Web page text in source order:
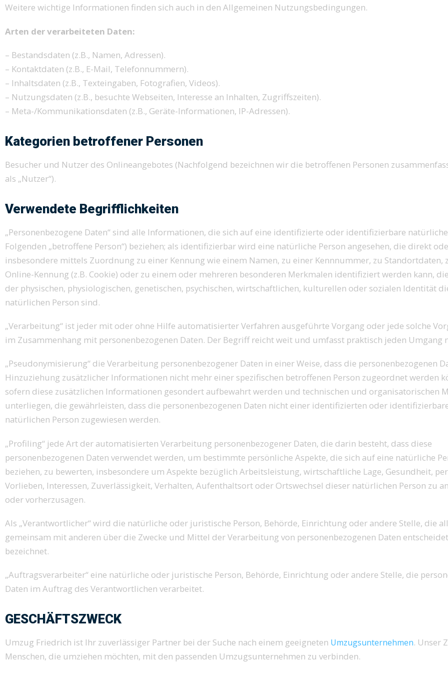
Weitere wichtige Informationen finden sich auch in den Allgemeinen Nutzungsbedingungen.
Arten der verarbeiteten Daten:
– Bestandsdaten (z.B., Namen, Adressen).
– Kontaktdaten (z.B., E-Mail, Telefonnummern).
– Inhaltsdaten (z.B., Texteingaben, Fotografien, Videos).
– Nutzungsdaten (z.B., besuchte Webseiten, Interesse an Inhalten, Zugriffszeiten).
– Meta-/Kommunikationsdaten (z.B., Geräte-Informationen, IP-Adressen).
Kategorien betroffener Personen
Besucher und Nutzer des Onlineangebotes (Nachfolgend bezeichnen wir die betroffenen Personen
als „Nutzer“).
Verwendete Begrifflichkeiten
„Personenbezogene Daten“ sind alle Informationen, die sich auf eine identifizierte oder identifizierbare
Folgenden „betroffene Person“) beziehen; als identifizierbar wird eine natürliche Person angesehen, die direkt
insbesondere mittels Zuordnung zu einer Kennung wie einem Namen, zu einer Kennnummer, zu Standortdaten,
Online-Kennung (z.B. Cookie) oder zu einem oder mehreren besonderen Merkmalen identifiziert werden kann,
der physischen, physiologischen, genetischen, psychischen, wirtschaftlichen, kulturellen oder sozialen Identität
natürlichen Person sind.
„Verarbeitung“ ist jeder mit oder ohne Hilfe automatisierter Verfahren ausgeführte Vorgang oder jede solche
im Zusammenhang mit personenbezogenen Daten. Der Begriff reicht weit und umfasst praktisch jeden Umgang
„Pseudonymisierung“ die Verarbeitung personenbezogener Daten in einer Weise, dass die personenbezogenen
Hinzuziehung zusätzlicher Informationen nicht mehr einer spezifischen betroffenen Person zugeordnet werden
sofern diese zusätzlichen Informationen gesondert aufbewahrt werden und technischen und organisatorischen
unterliegen, die gewährleisten, dass die personenbezogenen Daten nicht einer identifizierten oder
natürlichen Person zugewiesen werden.
„Profiling“ jede Art der automatisierten Verarbeitung personenbezogener Daten, die darin besteht, dass diese
personenbezogenen Daten verwendet werden, um bestimmte persönliche Aspekte, die sich auf eine natürliche
beziehen, zu bewerten, insbesondere um Aspekte bezüglich Arbeitsleistung, wirtschaftliche Lage, Gesundheit,
Vorlieben, Interessen, Zuverlässigkeit, Verhalten, Aufenthaltsort oder Ortswechsel dieser natürlichen Person zu
oder vorherzusagen.
Als „Verantwortlicher“ wird die natürliche oder juristische Person, Behörde, Einrichtung oder andere Stelle, die
gemeinsam mit anderen über die Zwecke und Mittel der Verarbeitung von personenbezogenen Daten
bezeichnet.
„Auftragsverarbeiter“ eine natürliche oder juristische Person, Behörde, Einrichtung oder andere Stelle, die
Daten im Auftrag des Verantwortlichen verarbeitet.
GESCHÄFTSZWECK
Umzug Friedrich ist Ihr zuverlässiger Partner bei der Suche nach einem geeigneten Umzugsunternehmen. Unser
Menschen, die umziehen möchten, mit den passenden Umzugsunternehmen zu verbinden.